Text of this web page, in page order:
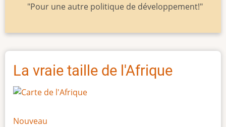
"Pour une autre politique de développement!"
La vraie taille de l'Afrique
Nouveau